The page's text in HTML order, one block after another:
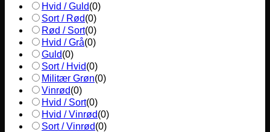
Hvid / Guld(0)
Sort / Rød(0)
Rød / Sort(0)
Hvid / Grå(0)
Guld(0)
Sort / Hvid(0)
Militær Grøn(0)
Vinrød(0)
Hvid / Sort(0)
Hvid / Vinrød(0)
Sort / Vinrød(0)